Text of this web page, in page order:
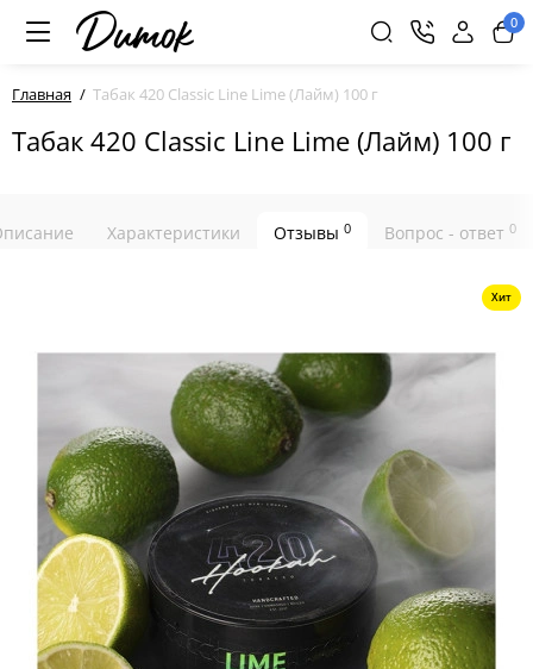
0
Главная Табак 420 Classic Line Lime (Лайм) 100 г
Табак 420 Classic Line Lime (Лайм) 100 г
Характеристики Отзывы 0 Вопрос - ответ 0
Хит